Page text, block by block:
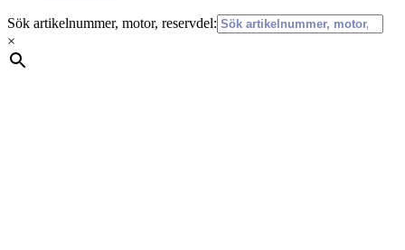
Sök artikelnummer, motor, reservdel:
×